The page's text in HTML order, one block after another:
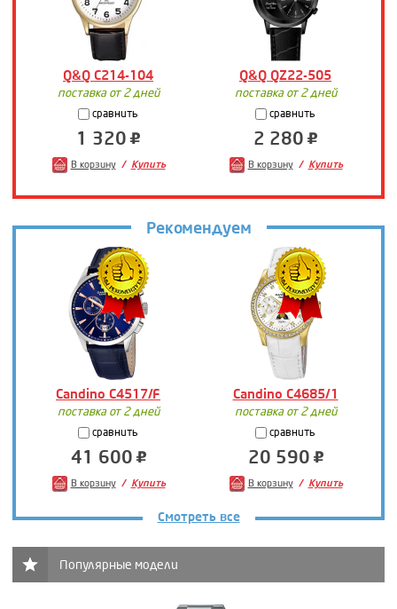
Q&Q C214-104 Q&Q QZ22-505
поставка от 2 дней
сравнить
1 320
В корзину Купить
поставка от 2 дней
сравнить
2 280
В корзину Купить
Рекомендуем
Candino C4517/F Candino C4685/1
поставка от 2 дней
сравнить
41 600
В корзину Купить
поставка от 2 дней
сравнить
20 590
В корзину Купить
Смотреть все
Популярные модели